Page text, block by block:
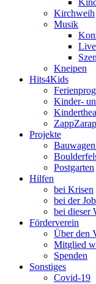
Kirchweih
Musik
Kneipen
Hits4Kids
Kinder-
ZappZarap
Projekte
Postgarten
Hilfen
bei Krisen
bei der
bei dieser
Förderverein
Über den
Mitglied
Spenden
Sonstiges
Covid-19